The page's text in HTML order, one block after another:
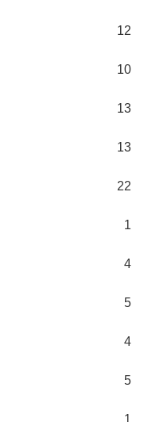
12
10
13
13
22
1
4
5
4
5
1